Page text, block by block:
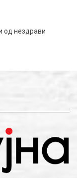
од нездрави